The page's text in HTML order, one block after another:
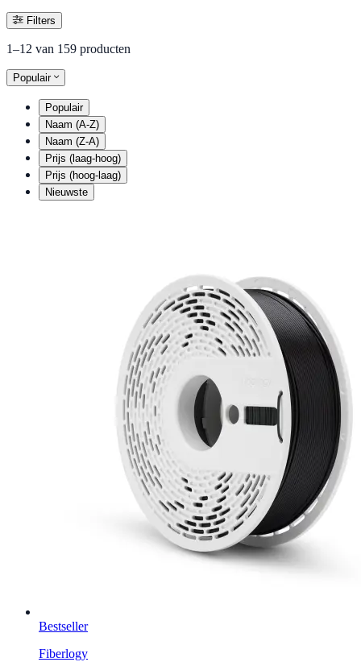
Filters
1–12 van 159 producten
Populair
Populair
Naam (A-Z)
Naam (Z-A)
Prijs (laag-hoog)
Prijs (hoog-laag)
Nieuwste
Bestseller
Fiberlogy